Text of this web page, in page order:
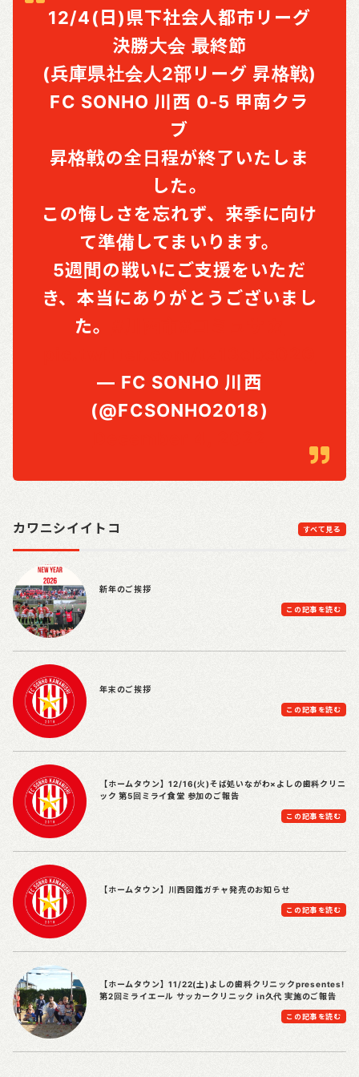
12/4(日)県下社会人都市リーグ
決勝大会 最終節
(兵庫県社会人2部リーグ 昇格戦)
FC SONHO 川西 0-5 甲南クラ
ブ
昇格戦の全日程が終了いたしま
した。
この悔しさを忘れず、来季に向け
て準備してまいります。
5週間の戦いにご支援をいただ
き、本当にありがとうございまし
た。
— FC SONHO 川西
(@FCSONHO2018)
カワニシイイトコ すべて見る
新年のご挨拶
この記事を読む
年末のご挨拶
この記事を読む
【ホームタウン】12/16(火)そば処いながわ×よしの歯科クリニ
ック 第5回ミライ食堂 参加のご報告
この記事を読む
【ホームタウン】川西図鑑ガチャ発売のお知らせ
この記事を読む
【ホームタウン】11/22(土)よしの歯科クリニックpresentes!
第2回ミライエール サッカークリニック in久代 実施のご報告
この記事を読む